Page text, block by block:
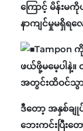
ကြောင့် မိန်းမ
နာကျင်မှုမရှိရလ
Tampon
ဖယ်ဖို့မမေ့ပါနဲ့
အတွင်းထိဝင်သွား
ဒီတော့ အနှစ်ချု
ဘေးကင်းပြီးတ